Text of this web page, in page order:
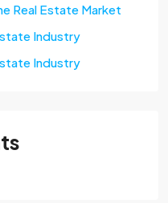
Real Estate Market
Industry
Industry